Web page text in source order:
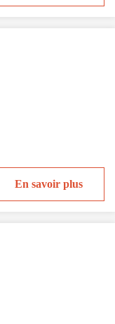
En savoir plus